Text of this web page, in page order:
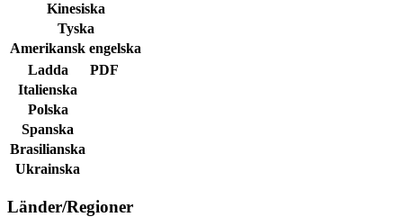
Kinesiska
Tyska
Amerikansk engelska
Ladda
PDF
Italienska
Polska
Spanska
Brasilianska
Ukrainska
Länder/Regioner